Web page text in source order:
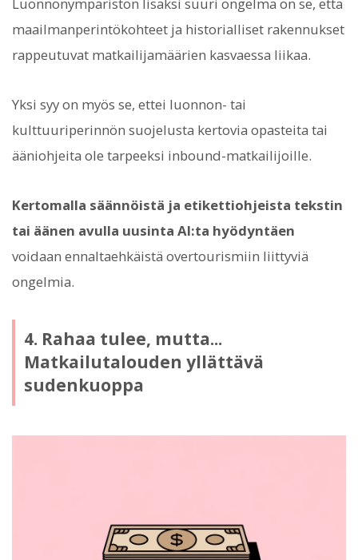
maailmanperintökohteet ja historialliset rakennukset
rappeutuvat matkailijamäärien kasvaessa liikaa.
Yksi syy on myös se, ettei luonnon- tai
kulttuuriperinnön suojelusta kertovia opasteita tai
ääniohjeita ole tarpeeksi inbound-matkailijoille.
Kertomalla säännöistä ja etikettiohjeista tekstin
tai äänen avulla uusinta AI:ta hyödyntäen
voidaan ennaltaehkäistä overtourismiin liittyviä
ongelmia.
4. Rahaa tulee, mutta...
Matkailutalouden yllättävä
sudenkuoppa